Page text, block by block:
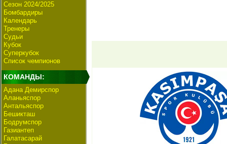
Сезон 2024/2025
Бомбардиры
Календарь
Тренеры
Судьи
Кубок
Суперкубок
Список чемпионов
КОМАНДЫ:
Адана Демирспор
Аланьяспор
Антальяспор
Бешикташ
Бодрумспор
Газиантеп
Галатасарай